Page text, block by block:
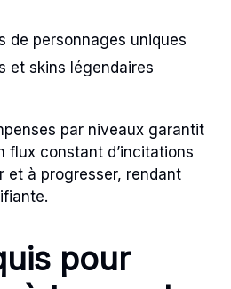
de personnages uniques
et skins légendaires
par niveaux garantit
flux constant d’incitations
et à progresser, rendant
pour